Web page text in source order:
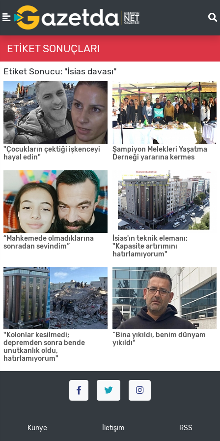
ETIKET SONUÇLARI
Etiket Sonucu: "İsias davası"
"Çocukların çektiği işkenceyi
hayal edin"
Şampiyon Melekleri Yaşatma
Derneği yararına kermes
“Mahkemede olmadıklarına
sonradan sevindim”
İsias'ın teknik elemanı:
"Kapasite artırımını
hatırlamıyorum"
"Kolonlar kesilmedi;
depremden sonra bende
unutkanlık oldu,
hatırlamıyorum"
“Bina yıkıldı, benim dünyam
yıkıldı"
Künye İletişim RSS